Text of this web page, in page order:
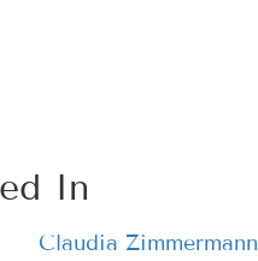
In
Claudia Zimmermann